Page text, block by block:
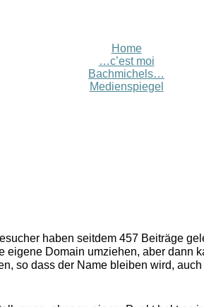
Home
…c’est moi
Bachmichels…
Medienspiegel
haben seitdem 457 Beiträge
Domain umziehen, aber dann
so dass der Name bleiben wird,